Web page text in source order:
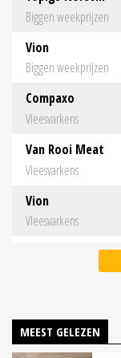
Biggen weekprijzen
Vion
Biggen weekprijzen
Compaxo
Vleesvarkens
Van Rooi Meat
Vleesvarkens
Vion
Vleesvarkens
MEEST GELEZEN